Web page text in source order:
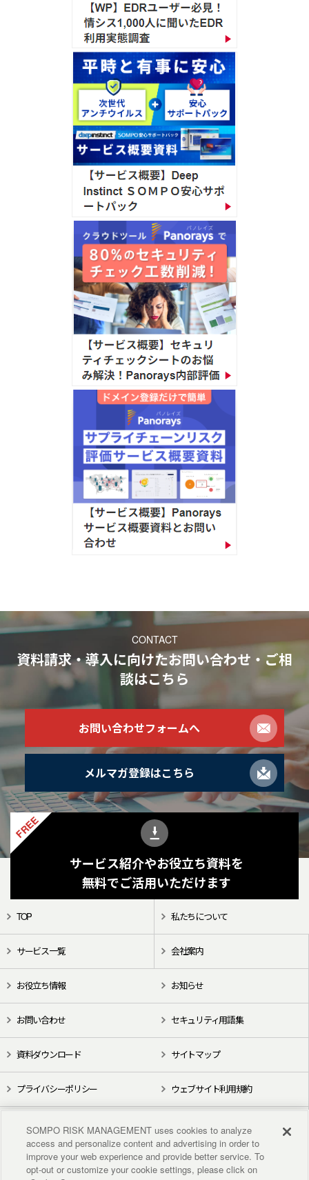
CONTACT
資料請求・導入に向けたお問い合わせ・ご相
談はこちら
お問い合わせフォームへ
メルマガ登録はこちら
FREE
サービス紹介やお役立ち資料を
無料でご活用いただけます
TOP 私たちについて
サービス一覧 会社案内
お役立ち情報 お知らせ
お問い合わせ セキュリティ用語集
資料ダウンロード サイトマップ
プライバシーポリシー ウェブサイト利用規約
X（旧Twitter） YouTube
SOMPO RISK MANAGEMENT uses cookies to analyze
access and personalize content and advertising in order to
improve your web experience and provide better service. To
opt-out or customize your cookie settings, please click on